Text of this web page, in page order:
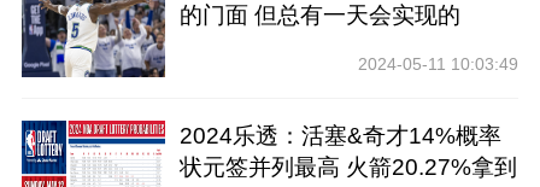
的门面 但总有一天会实现的
2024-05-11 10:03:49
2024乐透：活塞&奇才14%概率
状元签并列最高 火箭20.27%拿到